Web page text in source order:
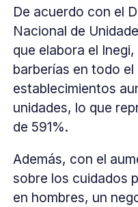
De acuerdo con el
Nacional de
que elabora el
barberías en todo
establecimientos
unidades, lo que
de 591%.
Además, con el
sobre los cuidados
en hombres, un